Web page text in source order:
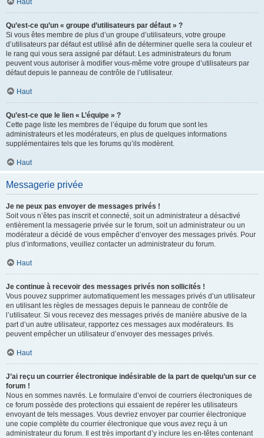
Haut
Qu’est-ce qu’un « groupe d’utilisateurs par défaut » ?
Si vous êtes membre de plus d’un groupe d’utilisateurs, votre groupe
d’utilisateurs par défaut est utilisé afin de déterminer quelle sera la couleur et
le rang qui vous sera assigné par défaut. Les administrateurs du forum
peuvent vous autoriser à modifier vous-même votre groupe d’utilisateurs par
défaut depuis le panneau de contrôle de l’utilisateur.
Haut
Qu’est-ce que le lien « L’équipe » ?
Cette page liste les membres de l’équipe du forum que sont les
administrateurs et les modérateurs, en plus de quelques informations
supplémentaires tels que les forums qu’ils modèrent.
Haut
Messagerie privée
Je ne peux pas envoyer de messages privés !
Soit vous n’êtes pas inscrit et connecté, soit un administrateur a désactivé
entièrement la messagerie privée sur le forum, soit un administrateur ou un
modérateur a décidé de vous empêcher d’envoyer des messages privés. Pour
plus d’informations, veuillez contacter un administrateur du forum.
Haut
Je continue à recevoir des messages privés non sollicités !
Vous pouvez supprimer automatiquement les messages privés d’un utilisateur
en utilisant les règles de messages depuis le panneau de contrôle de
l’utilisateur. Si vous recevez des messages privés de manière abusive de la
part d’un autre utilisateur, rapportez ces messages aux modérateurs. Ils
peuvent empêcher un utilisateur d’envoyer des messages privés.
Haut
J’ai reçu un courrier électronique indésirable de la part de quelqu’un sur ce
forum !
Nous en sommes navrés. Le formulaire d’envoi de courriers électroniques de
ce forum possède des protections qui essaient de repérer les utilisateurs
envoyant de tels messages. Vous devriez envoyer par courrier électronique
une copie complète du courrier électronique que vous avez reçu à un
administrateur du forum. Il est très important d’y inclure les en-têtes contenant